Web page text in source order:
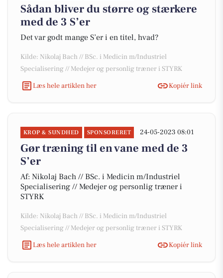
Sådan bliver du større og stærkere
med de 3 S’er
Det var godt mange S’er i en titel, hvad?
Kilde: Nikolaj Bach // BSc. i Medicin m/Industriel
Specialisering // Medejer og personlig træner i STYRK
Læs hele artiklen her
Kopiér link
KROP & SUNDHED SPONSORERET 24-05-2023 08:01
Gør træning til en vane med de 3
S’er
Af: Nikolaj Bach // BSc. i Medicin m/Industriel
Specialisering // Medejer og personlig træner i
STYRK
Kilde: Nikolaj Bach // BSc. i Medicin m/Industriel
Specialisering // Medejer og personlig træner i STYRK
Læs hele artiklen her
Kopiér link